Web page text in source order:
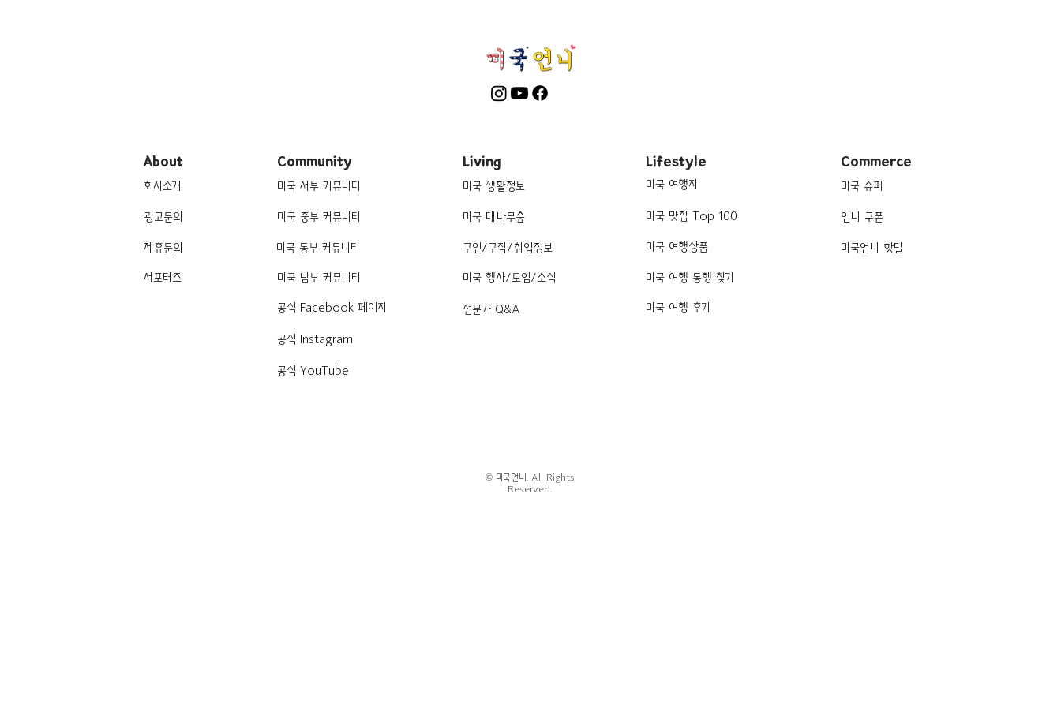
About
회사소개
광고문의
제휴문의
서포터즈
Community
미국 서부 커뮤니티
미국 중부 커뮤니티
미국 동부 커뮤니티
미국 남부 커뮤니티
공식 Facebook 페이지
공식 Instagram
공식 YouTube
Living
미국 생활정보
미국 대나무숲
구인/구직/취업정보
미국 행사/모임/소식
전문가 Q&A
Lifestyle
미국 여행지
미국 맛집 Top 100
미국 여행상품
미국 여행 동행 찾기
미국 여행 후기
Commerce
미국 슈퍼
언니 쿠폰
미국언니 핫딜
© 미국언니. All Rights
Reserved.